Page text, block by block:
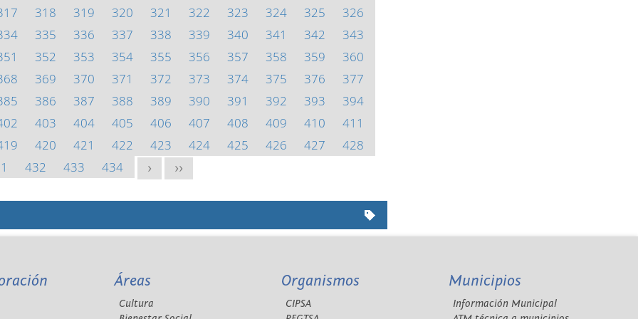
318 319 320 321 322 323 324 325
326
335 336 337 338 339 340 341 342
343
352 353 354 355 356 357 358 359
360
369 370 371 372 373 374 375 376
377
386 387 388 389 390 391 392 393
394
403 404 405 406 407 408 409 410
411
420 421 422 423 424 425 426 427
428
432 433 434 > >>
Áreas
Cultura
Organismos
CIPSA
Municipios
Información Municipal